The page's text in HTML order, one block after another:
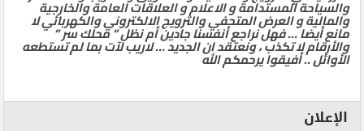
والسياحة المستدامة و الاعلام و العلاقات العامة والخارجية
والمالية و العرض المتحفي والترويج الالكتروني والكهربائي لا
مانع أيضا … فهل نراجع أنفسنا جادين أم نظل ” محلك سر ”
والأرقام لا تكذب ، ونعتقد ان الجديد … لاريب لآت بما لم تستطعه
الأوائل .. أفيقوا يرحمكم الله
الإعلان